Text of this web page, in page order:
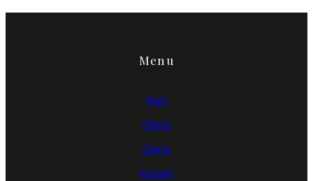
Menu
Start
Oferta
Opinie
Kontakt